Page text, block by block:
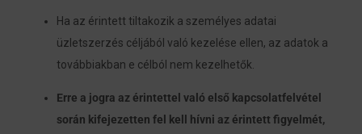
Ha az érintett tiltakozik a személyes adatai
üzletszerzés céljából való kezelése ellen, az adatok a
továbbiakban e célból nem kezelhetők.
Erre a jogra az érintettel való első kapcsolatfelvétel
során kifejezetten fel kell hívni az érintett figyelmét,